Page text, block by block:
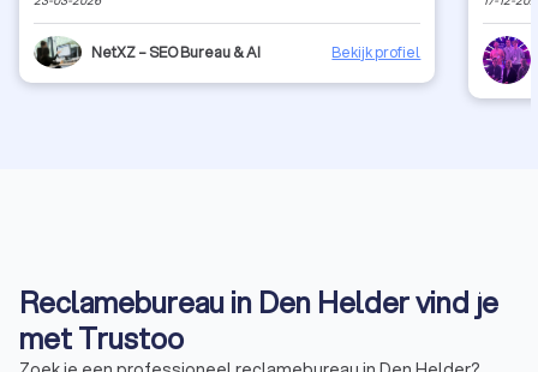
NetXZ – SEO Bureau & AI Bekijk profiel
Reclamebureau in Den Helder vind je
met Trustoo